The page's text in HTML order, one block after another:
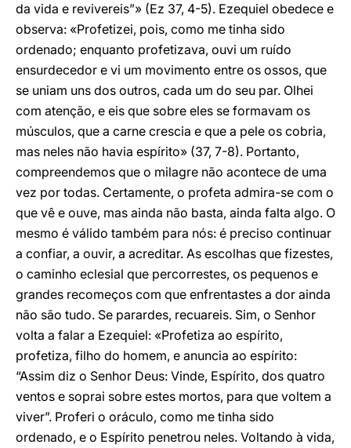
da vida e revivereis”» (Ez 37, 4-5). Ezequiel obedece e
observa: «Profetizei, pois, como me tinha sido
ordenado; enquanto profetizava, ouvi um ruído
ensurdecedor e vi um movimento entre os ossos, que
se uniam uns dos outros, cada um do seu par. Olhei
com atenção, e eis que sobre eles se formavam os
músculos, que a carne crescia e que a pele os cobria,
mas neles não havia espírito» (37, 7-8). Portanto,
compreendemos que o milagre não acontece de uma
vez por todas. Certamente, o profeta admira-se com o
que vê e ouve, mas ainda não basta, ainda falta algo. O
mesmo é válido também para nós: é preciso continuar
a confiar, a ouvir, a acreditar. As escolhas que fizestes,
o caminho eclesial que percorrestes, os pequenos e
grandes recomeços com que enfrentastes a dor ainda
não são tudo. Se parardes, recuareis. Sim, o Senhor
volta a falar a Ezequiel: «Profetiza ao espírito,
profetiza, filho do homem, e anuncia ao espírito:
“Assim diz o Senhor Deus: Vinde, Espírito, dos quatro
ventos e soprai sobre estes mortos, para que voltem a
viver”. Proferi o oráculo, como me tinha sido
ordenado, e o Espírito penetrou neles. Voltando à vida,